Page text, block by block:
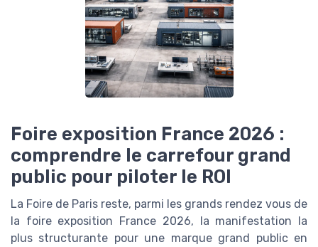
Foire exposition France 2026 :
comprendre le carrefour grand
public pour piloter le ROI
La Foire de Paris reste, parmi les grands rendez vous de
la foire exposition France 2026, la manifestation la
plus structurante pour une marque grand public en